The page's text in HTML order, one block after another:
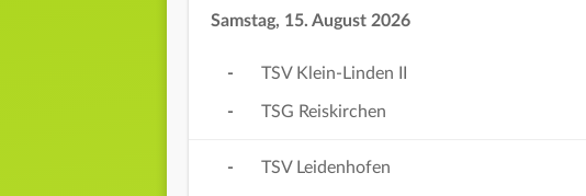
Samstag, 15. August 2026
-
-
TSV Klein-Linden II
TSG Reiskirchen
- TSV Leidenhofen